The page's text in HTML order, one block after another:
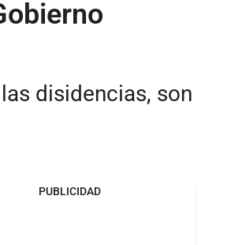
disidencias, son
PUBLICIDAD